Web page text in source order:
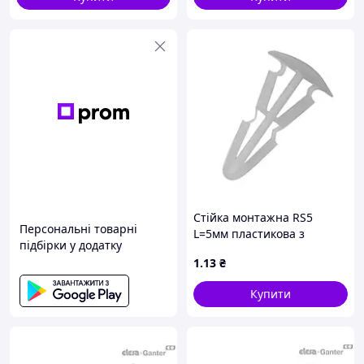
Персональні товарні
підбірки у додатку
Стійка монтажна RS5
L=5мм пластикова з
1.13 ₴
Купити